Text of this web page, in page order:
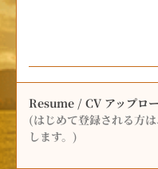
Resume / CV アップロ
(はじめて登録される方
します。)